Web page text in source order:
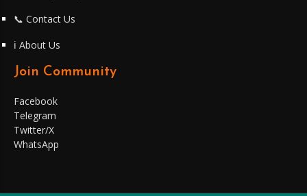
📞 Contact Us
ℹ️ About Us
Join Community
Facebook
Telegram
Twitter/X
WhatsApp